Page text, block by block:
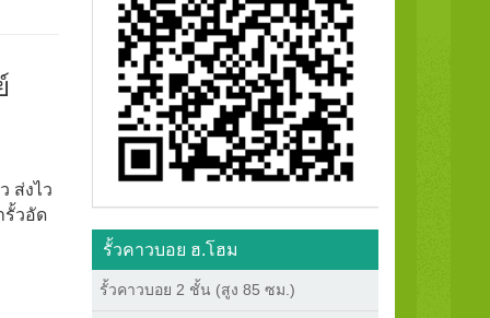
ส่งไว
รั้วอัด
รั้วคาวบอย ฮ.โฮม
รั้วคาวบอย 2 ชั้น (สูง 85 ซม.)